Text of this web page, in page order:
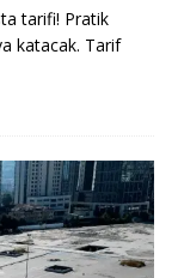
tarifi! Pratik
katacak. Tarif